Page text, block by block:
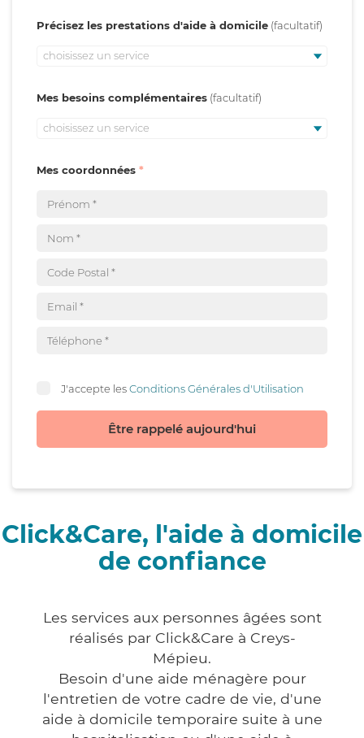
Précisez les prestations d'aide à domicile
choisissez un service
Mes besoins complémentaires
choisissez un service
Mes coordonnées
J'accepte lesConditions Générales d'Utilisation
Être rappelé aujourd'hui
Click&Care, l'aide à domicile
de confiance
Les services aux personnes âgées sont
réalisés par Click&Care à Creys-
Mépieu.
Besoin d'une aide ménagère pour
l'entretien de votre cadre de vie, d'une
aide à domicile temporaire suite à une